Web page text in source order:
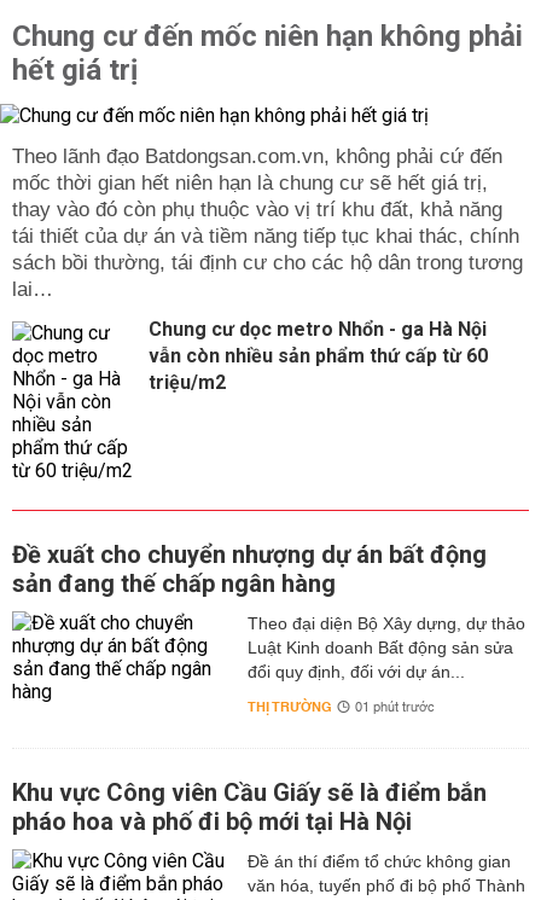
Chung cư đến mốc niên hạn không phải
hết giá trị
Theo lãnh đạo Batdongsan.com.vn, không phải cứ đến
mốc thời gian hết niên hạn là chung cư sẽ hết giá trị,
thay vào đó còn phụ thuộc vào vị trí khu đất, khả năng
tái thiết của dự án và tiềm năng tiếp tục khai thác, chính
sách bồi thường, tái định cư cho các hộ dân trong tương
lai…
Chung cư dọc metro Nhổn - ga Hà Nội
vẫn còn nhiều sản phẩm thứ cấp từ 60
triệu/m2
Đề xuất cho chuyển nhượng dự án bất động
sản đang thế chấp ngân hàng
Theo đại diện Bộ Xây dựng, dự thảo
Luật Kinh doanh Bất động sản sửa
đổi quy định, đối với dự án...
THỊ TRƯỜNG 01 phút trước
Khu vực Công viên Cầu Giấy sẽ là điểm bắn
pháo hoa và phố đi bộ mới tại Hà Nội
Đề án thí điểm tổ chức không gian
văn hóa, tuyến phố đi bộ phố Thành